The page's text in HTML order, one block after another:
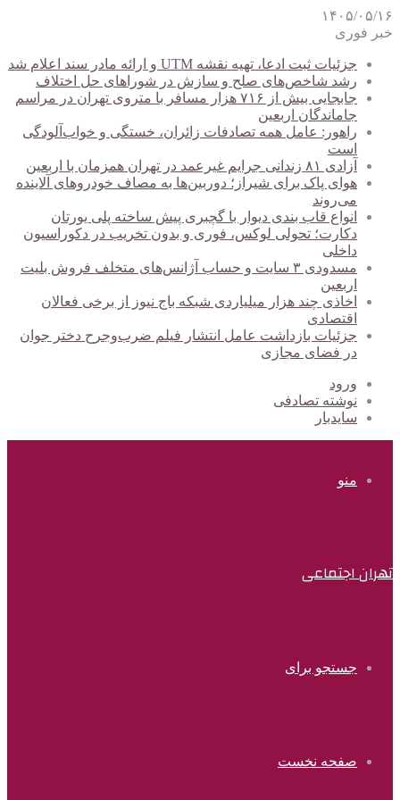
۱۴۰۵/۰۵/۱۶
خبر فوری
جزئیات ثبت ادعا، تهیه نقشه UTM و ارائه مادر سند اعلام شد
رشد شاخص‌های صلح و سازش در شوراهای حل اختلاف
جابجایی بیش از ۷۱۶ هزار مسافر با متروی تهران در مراسم
جاماندگان اربعین
راهور: عامل همه تصادفات زائران، خستگی و خواب‌آلودگی
است
آزادی ۸۱ زندانی جرایم غیرعمد در تهران همزمان با اربعین
هوای پاک برای شیراز؛ دوربین‌ها به مصاف خودروهای آلاینده
می‌روند
انواع قاب بندی دیوار با گچبری پیش ساخته پلی یورتان
دکارت؛ تحولی لوکس، فوری و بدون تخریب در دکوراسیون
داخلی
مسدودی ۳ سایت و حساب آژانس‌های متخلف فروش بلیت
اربعین
اخاذی چند هزار میلیاردی شبکه باج نیوز از برخی فعالان
اقتصادی
جزئیات بازداشت عامل انتشار فیلم ضرب‌وجرح دختر جوان
در فضای مجازی
ورود
نوشته تصادفی
سایدبار
منو
تهران اجتماعی
جستجو برای
صفحه نخست